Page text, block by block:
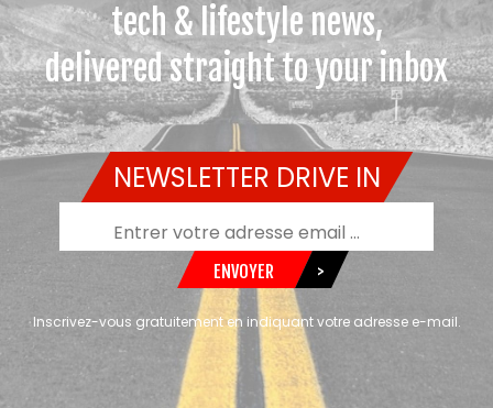
tech & lifestyle news,
delivered straight to your inbox
NEWSLETTER DRIVE IN
ENVOYER >
Inscrivez-vous gratuitement en indiquant votre adresse e-mail.